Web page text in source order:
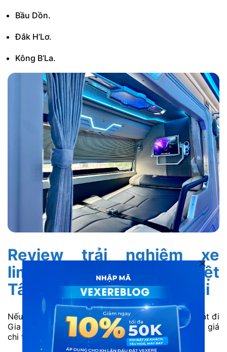
Bầu Dồn.
Đắk H’Lơ.
Kông B’La.
Review trải nghiệm xe
limousine giường nằm Việt
Tân Phát đi Sài Gòn Gia Lai
Nếu bạn đang phân vân không biết xe Việt Tân Phát đi
Gia Lai có tốt không, hãy cùng xem những đánh giá
chi tiết về dòng xe limousine cao cấp của hãng.